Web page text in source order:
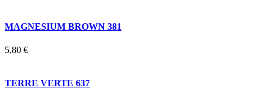
MAGNESIUM BROWN 381
5,80 €
TERRE VERTE 637